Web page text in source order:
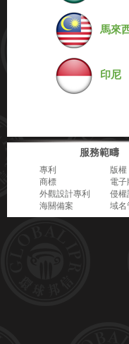
馬來
印尼
服務範疇
專利
商標
外觀設計專利
海關備案
版權
電子
侵權
域名